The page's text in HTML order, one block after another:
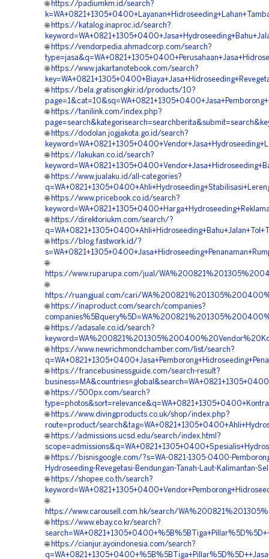
🌐 https://padiumkm.id/search?
🌐 https://katalog.inaproc.id/search?
🌐 https://vendorpedia.ahmadcorp.com/search?
🌐 https://www.jakartanotebook.com/search?
🌐 https://bela.gratisongkir.id/products/10?
🌐 https://tanilink.com/index.php?
🌐 https://dodolan.jogjakota.go.id/search?
🌐 https://lakukan.co.id/search?
🌐 https://www.jualaku.id/all-categories?
🌐 https://www.pricebook.co.id/search?
🌐 https://direktoriukm.com/search/?
🌐 https://blog.fastwork.id/?
🌐
https://www.ruparupa.com/jual/
🌐
https://ruangjual.com/cari/
🌐 https://inaproduct.com/search/companies?
🌐 https://adasale.co.id/search?
🌐 https://www.newrichmondchamber.com/list/search?
🌐 https://francebusinessguide.com/search-result?
🌐 https://500px.com/search?
🌐 https://www.divingproducts.co.uk/shop/index.php?
route=product/
🌐 https://admissions.ucsd.edu/search/index.html?
🌐 https://bisnisgoogle.com/?s=WA-0821-1305-0400-
Hydroseeding-Revegetasi-Bendungan-Tanah-Laut-Kalimantan-
🌐 https://shopee.co.th/search?
🌐
https://www.carousell.com.hk/search/
🌐 https://www.ebay.co.kr/search?
🌐 https://cianjur.ayoindonesia.com/search?